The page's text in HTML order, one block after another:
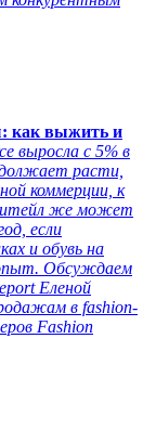
как выжить и
выросла с 5% в
расти,
коммерции, к
же может
если
и обувь на
Обсуждаем
Еленой
в fashion-
Fashion